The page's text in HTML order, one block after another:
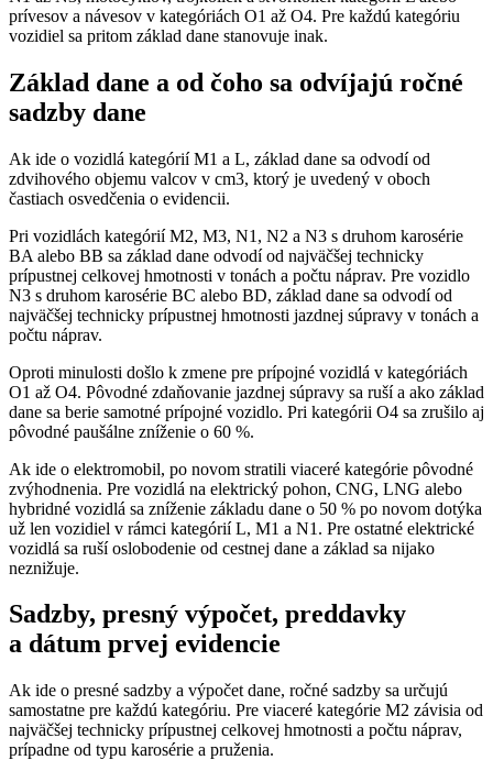
prívesov a návesov v kategóriách O1 až O4. Pre každú kategóriu
vozidiel sa pritom základ dane stanovuje inak.
Základ dane a od čoho sa odvíjajú ročné
sadzby dane
Ak ide o vozidlá kategórií M1 a L, základ dane sa odvodí od
zdvihového objemu valcov v cm3, ktorý je uvedený v oboch
častiach osvedčenia o evidencii.
Pri vozidlách kategórií M2, M3, N1, N2 a N3 s druhom karosérie
BA alebo BB sa základ dane odvodí od najväčšej technicky
prípustnej celkovej hmotnosti v tonách a počtu náprav. Pre vozidlo
N3 s druhom karosérie BC alebo BD, základ dane sa odvodí od
najväčšej technicky prípustnej hmotnosti jazdnej súpravy v tonách a
počtu náprav.
Oproti minulosti došlo k zmene pre prípojné vozidlá v kategóriách
O1 až O4. Pôvodné zdaňovanie jazdnej súpravy sa ruší a ako základ
dane sa berie samotné prípojné vozidlo. Pri kategórii O4 sa zrušilo aj
pôvodné paušálne zníženie o 60 %.
Ak ide o elektromobil, po novom stratili viaceré kategórie pôvodné
zvýhodnenia. Pre vozidlá na elektrický pohon, CNG, LNG alebo
hybridné vozidlá sa zníženie základu dane o 50 % po novom dotýka
už len vozidiel v rámci kategórií L, M1 a N1. Pre ostatné elektrické
vozidlá sa ruší oslobodenie od cestnej dane a základ sa nijako
neznižuje.
Sadzby, presný výpočet, preddavky
a dátum prvej evidencie
Ak ide o presné sadzby a výpočet dane, ročné sadzby sa určujú
samostatne pre každú kategóriu. Pre viaceré kategórie M2 závisia od
najväčšej technicky prípustnej celkovej hmotnosti a počtu náprav,
prípadne od typu karosérie a pruženia.